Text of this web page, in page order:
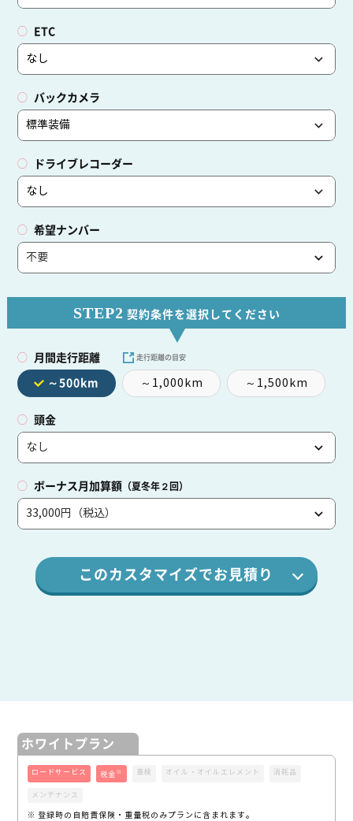
ETC
バックカメラ
ドライブレコーダー
希望ナンバー
STEP2 契約条件を選択してください
月間走行距離 走行距離の目安
～500km ～1,000km ～1,500km
頭金
ボーナス月加算額 （夏冬年２回）
このカスタマイズでお見積り
ホワイトプラン
ロードサービス 税金 ※ 車検 オイル・オイルエレメント 消耗品
メンテナンス
※ 登録時の自賠責保険・重量税のみプランに含まれます。